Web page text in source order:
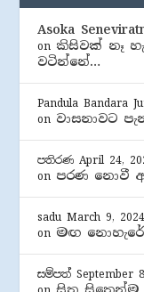
Asoka
on කිසිවක් නෑ
වටින්නේ…
Pandula Bandara
on වාසනාවට
පතිරණ April 24,
on පරණ නොවී
sadu March 9, 2024
on මඟ
සම්පත් September